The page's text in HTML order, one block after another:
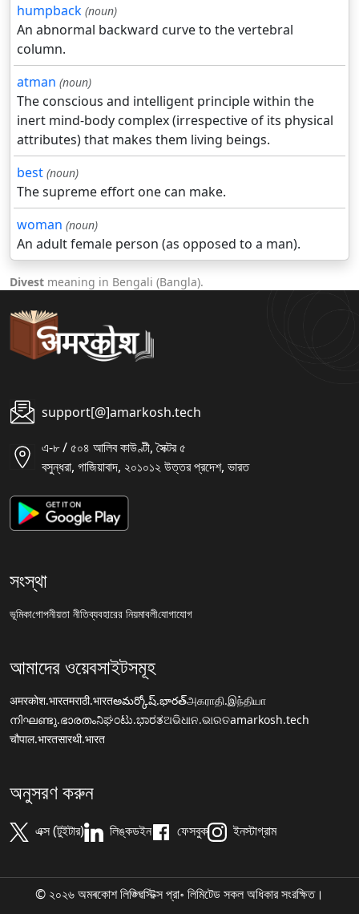
humpback (noun)
An abnormal backward curve to the vertebral
column.
atman (noun)
The conscious and intelligent principle within the
inert mind-body complex (irrespective of its physical
attributes) that makes them living beings.
best (noun)
The supreme effort one can make.
woman (noun)
An adult female person (as opposed to a man).
Divest meaning in Bengali (Bangla).
support[@]amarkosh.tech
এ-৮ / ৫০৪ আলিব কাউণ্টী, সৈক্টর ৫
বসুন্ধরা, গাজিয়াবাদ, ২০১০১২ উত্তর প্রদেশ, ভারত
সংস্থা
ভূমিকাগোপনীয়তা নীতিব্যবহারের নিয়মাবলীযোগাযোগ
আমাদের ওয়েবসাইটসমূহ
अमरकोश.भारतमराठी.भारतఅమర్కోష్.భారత్அகராதி.இந்தியா
നിഘണ്ടു.ഭാരതംನಿಘಂಟು.ಭಾರತଅଭିଧାନ.ଭାରତamarkosh.tech
चौपाल.भारतसारथी.भारत
অনুসরণ করুন
এক্স (টুইটার) লিঙ্কডইন ফেসবুক ইনস্টাগ্রাম
© ২০২৬ অমৰকোশ লিঙ্গ্ৱিস্টিক্স প্রা॰ লিমিটেড সকল অধিকার সংরক্ষিত।